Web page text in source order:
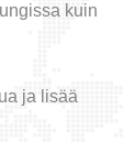
kuin
ja lisää